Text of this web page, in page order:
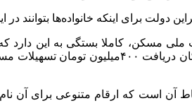
دولت برای اینکه خانواده‌ها بتوانند